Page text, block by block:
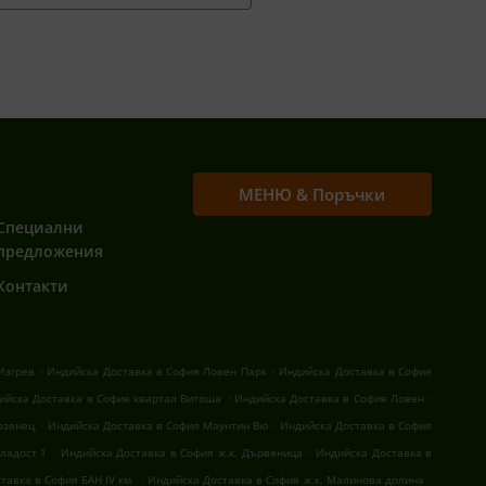
МЕНЮ & Поръчки
. Индийска Доставка в София Ловен Парк . Индийска Доставка в София
Доставка в София квартал Витоша . Индийска Доставка в София Ловен .
. Индийска Доставка в София Маунтин Вю . Индийска Доставка в София
1
. Индийска Доставка в София ж.к. Дървеница . Индийска Доставка в
в София БАН IV км. . Индийска Доставка в София ж.к. Малинова долина .